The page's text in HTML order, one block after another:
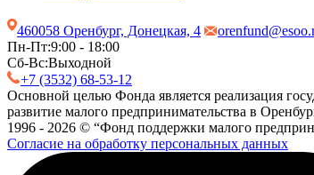
460058 Оренбург, Донецкая, 4
Пн-Пт:9:00 - 18:00
Сб-Вс:Выходной
+7 (3532) 68-53-12
Основной целью Фонда является реализация
развитие малого предпринимательства в
1996 - 2026 © “Фонд поддержки малого
Согласие на обработку персональных данных